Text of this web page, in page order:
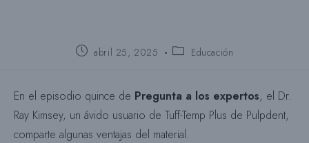
Puestoabril 25, 2025
Categoría
Educación
En el episodio quince de Pregunta a los expertos, el Dr.
Ray Kimsey, un ávido usuario de Tuff-Temp Plus de Pulpdent,
comparte algunas ventajas del material.